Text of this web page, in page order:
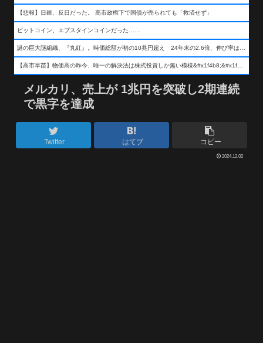
【悲報】日銀、反日だった。 高市政権下で国債が売られても「救済せず」
ビットコイン、エプスタインコインだった……
謎の巨大謎組織、『丸紅』。時価総額が初の10兆円超え 24年末の2.6倍、伸び率は謎組織首位
【高市早苗】物価高の昨今、唯一の解決法は株式投資しか無い模様&#x1f4b8;&#x1f4b8;&#x1f4b8;
メルカリ、売上が 1兆円を突破し2期連続
で黒字を達成
Twitter はてブ コピー
2024.12.02